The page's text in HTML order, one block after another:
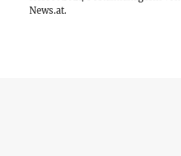
News.at.